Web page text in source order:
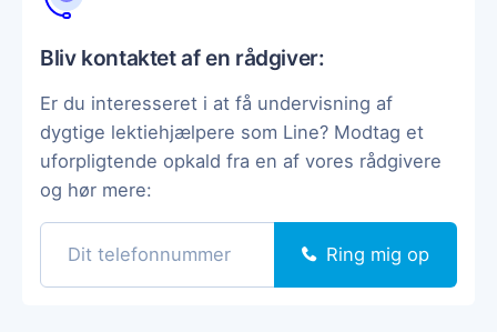
Bliv kontaktet af en rådgiver:
Er du interesseret i at få undervisning af
dygtige lektiehjælpere som Line? Modtag et
uforpligtende opkald fra en af vores rådgivere
og hør mere:
Ring mig op